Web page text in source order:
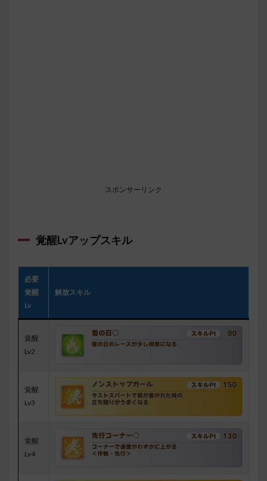
スポンサーリンク
覚醒Lvアップスキル
必要
覚醒
Lv
解放スキル
覚醒
Lv2
覚醒
Lv3
覚醒
Lv4